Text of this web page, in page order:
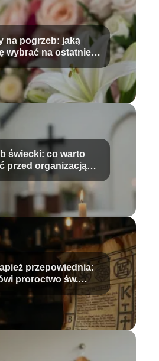
na pogrzeb: jaką
wybrać na ostatnie
pożegnanie?
świecki: co warto
przed organizacją
ceremonii?
przepowiednia:
proroctwo św.
Malachiasza?